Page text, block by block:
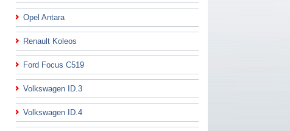
Opel Antara
Renault Koleos
Ford Focus C519
Volkswagen ID.3
Volkswagen ID.4